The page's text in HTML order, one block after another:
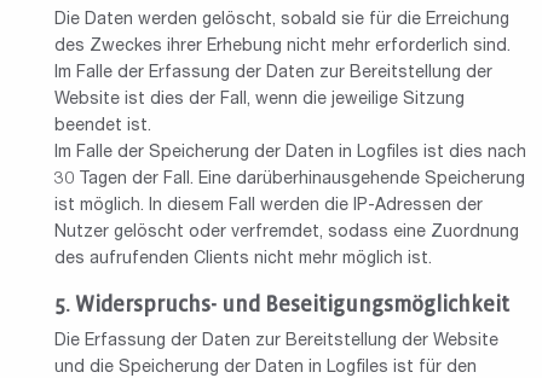
Die Daten werden gelöscht, sobald sie für die Erreichung
des Zweckes ihrer Erhebung nicht mehr erforderlich sind.
Im Falle der Erfassung der Daten zur Bereitstellung der
Website ist dies der Fall, wenn die jeweilige Sitzung
beendet ist.
Im Falle der Speicherung der Daten in Logfiles ist dies nach
30 Tagen der Fall. Eine darüberhinausgehende Speicherung
ist möglich. In diesem Fall werden die IP-Adressen der
Nutzer gelöscht oder verfremdet, sodass eine Zuordnung
des aufrufenden Clients nicht mehr möglich ist.
Widerspruchs- und Beseitigungsmöglichkeit
Die Erfassung der Daten zur Bereitstellung der Website
und die Speicherung der Daten in Logfiles ist für den